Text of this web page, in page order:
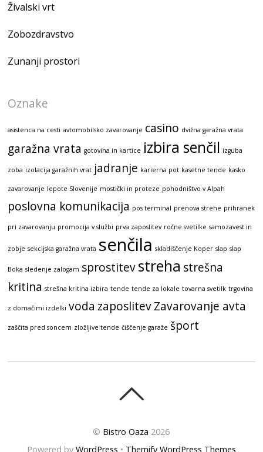
Živalski vrt
Zobozdravstvo
Zunanji prostori
Oznake
asistenca na cesti avtomobilsko zavarovanje casino dvižna garažna vrata
garažna vrata gotovina in kartice izbira senčil izguba
zoba izolacija garažnih vrat jadranje karierna pot kasetne tende kasko
zavarovanje lepote Slovenije mostički in proteze pohodništvo v Alpah
poslovna komunikacija pos terminal prenova strehe prihranek
pri zavarovanju promocija v službi prva zaposlitev ročne svetilke samozavest in
zobje sekcijska garažna vrata senčila skladiščenje Koper slap slap
Boka sledenje zalogam sprostitevstreha strešna
kritina strešna kritina izbira tende tende za lokale tovarna svetilk trgovina
z domačimi izdelki voda zaposlitevZavarovanje avta
zaščita pred soncem zložljive tende čiščenje garaže šport
© Bistro Oaza 2026
Powered by WordPress • Themify WordPress Themes